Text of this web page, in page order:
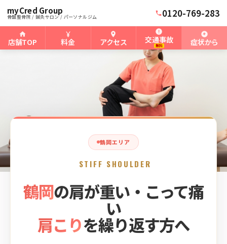
myCred Group
骨盤整骨院 / 鍼灸サロン / パーソナルジム 0120-769-283
店舗TOP 料金 アクセス 交通事故
無料 症状から
ホーム › 鶴岡骨盤整骨院
鶴岡エリア
STIFF SHOULDER
鶴岡の肩が重い・こって痛
い
肩こりを繰り返す方へ